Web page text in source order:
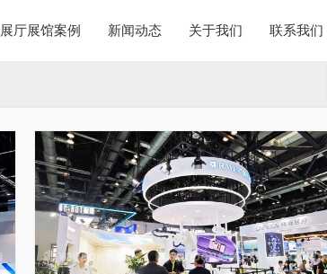
展厅展馆案例 新闻动态 关于我们 联系我们